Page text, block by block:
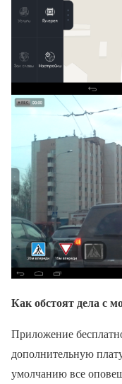
Как обстоят дела с
Приложение
дополнительную
умолчанию все